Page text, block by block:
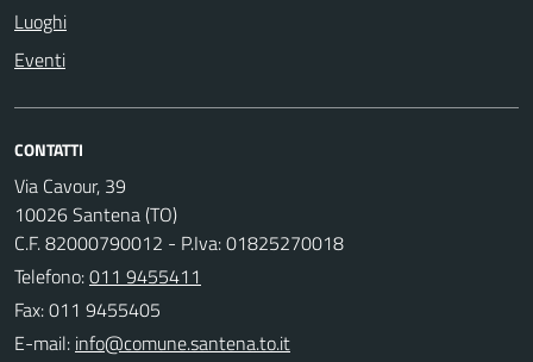
Luoghi
Eventi
CONTATTI
Via Cavour, 39
10026 Santena (TO)
C.F. 82000790012 - P.Iva: 01825270018
Telefono:011 9455411
Fax: 011 9455405
E-mail: